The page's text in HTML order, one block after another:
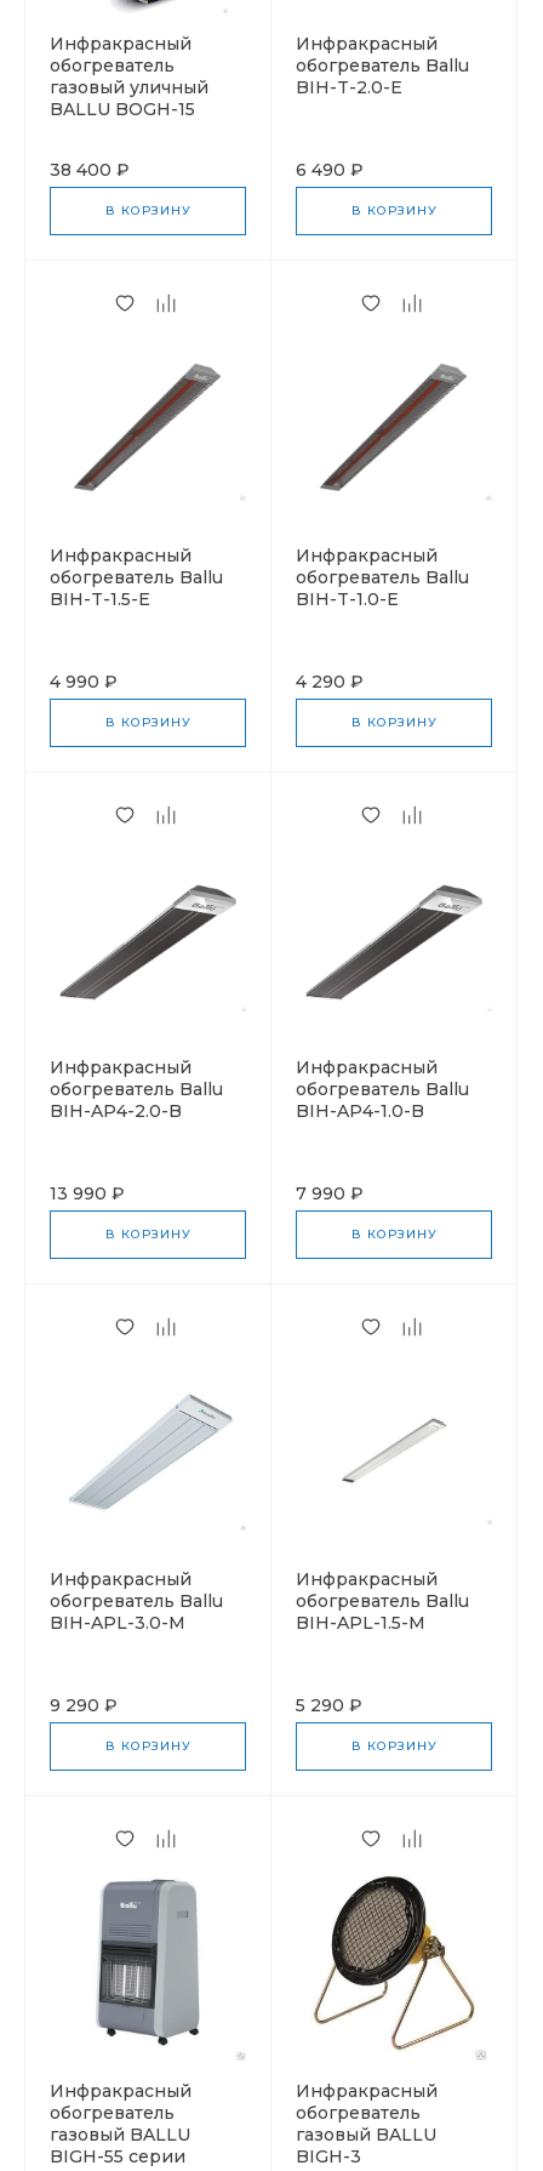
Инфракрасный
обогреватель
газовый уличный
BALLU BOGH-15
38 400 ₽
В КОРЗИНУ
Инфракрасный
обогреватель Ballu
BIH-T-2.0-E
6 490 ₽
В КОРЗИНУ
Инфракрасный
обогреватель Ballu
BIH-T-1.5-E
4 990 ₽
В КОРЗИНУ
Инфракрасный
обогреватель Ballu
BIH-T-1.0-E
4 290 ₽
В КОРЗИНУ
Инфракрасный
обогреватель Ballu
BIH-AP4-2.0-B
13 990 ₽
В КОРЗИНУ
Инфракрасный
обогреватель Ballu
BIH-AP4-1.0-B
7 990 ₽
В КОРЗИНУ
Инфракрасный
обогреватель Ballu
BIH-APL-3.0-М
9 290 ₽
В КОРЗИНУ
Инфракрасный
обогреватель Ballu
BIH-APL-1.5-М
5 290 ₽
В КОРЗИНУ
Инфракрасный
обогреватель
газовый BALLU
BIGH-55 серии
Инфракрасный
обогреватель
газовый BALLU
BIGH-3